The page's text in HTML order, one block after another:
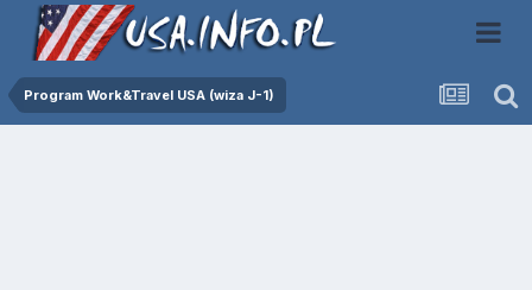
Program Work&Travel USA (wiza J-1)